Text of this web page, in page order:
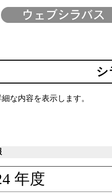
シ
な内容を表示します。
年度